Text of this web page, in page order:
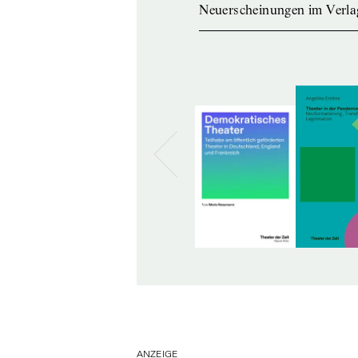
Neuerscheinungen im
ANZEIGE